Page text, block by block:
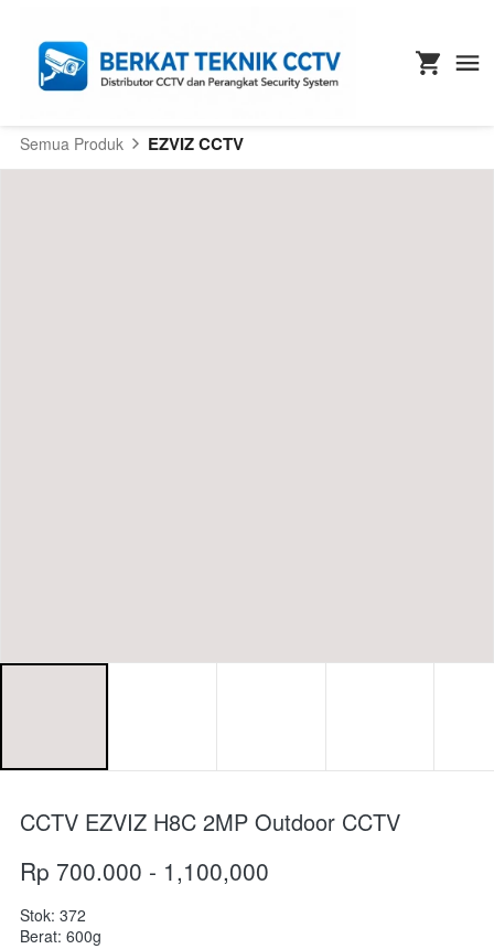
Semua Produk EZVIZ CCTV
CCTV EZVIZ H8C 2MP Outdoor CCTV
Rp 700.000 - 1,100,000
Stok: 372
Berat: 600g